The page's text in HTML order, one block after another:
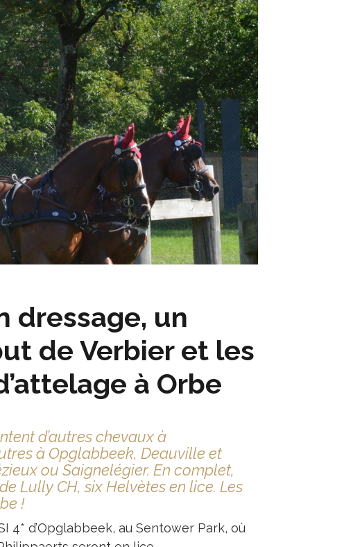
dressage, un
de Verbier et les
à Orbe
d’autres chevaux à
à Opglabbeek, Deauville et
ou Saignelégier. En complet,
Lully CH, six Helvètes en lice. Les
!
4* d’Opglabbeek, au Sentower Park, où